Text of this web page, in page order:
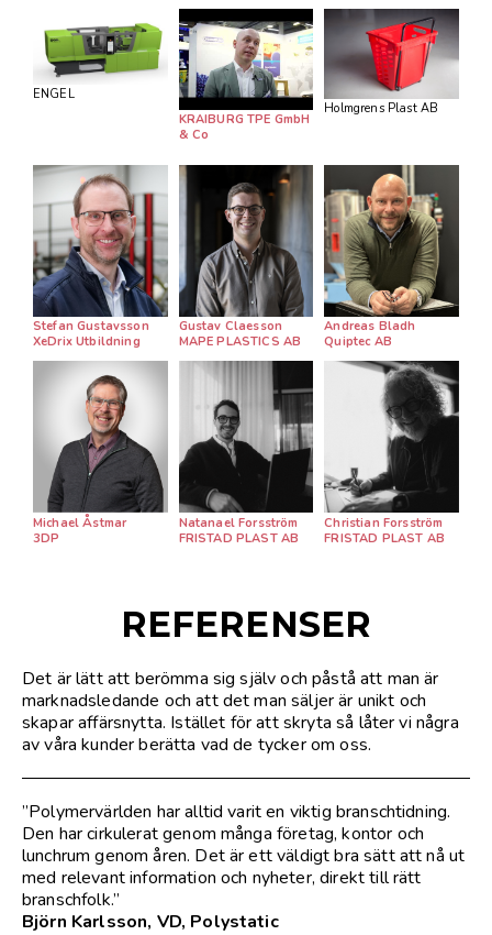
ENGEL
KRAIBURG TPE GmbH
& Co
Holmgrens Plast AB
Stefan Gustavsson
XeDrix Utbildning
Gustav Claesson
MAPE PLASTICS AB
Andreas Bladh
Quiptec AB
Michael Åstmar
3DP
Natanael Forsström
FRISTAD PLAST AB
Christian Forsström
FRISTAD PLAST AB
REFERENSER
Det är lätt att berömma sig själv och påstå att man är
marknadsledande och att det man säljer är unikt och
skapar affärsnytta. Istället för att skryta så låter vi några
av våra kunder berätta vad de tycker om oss.
”Polymervärlden har alltid varit en viktig branschtidning.
Den har cirkulerat genom många företag, kontor och
lunchrum genom åren. Det är ett väldigt bra sätt att nå ut
med relevant information och nyheter, direkt till rätt
branschfolk.”
Björn Karlsson, VD, Polystatic